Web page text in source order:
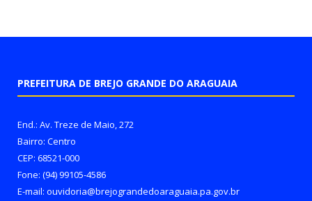
PREFEITURA DE BREJO GRANDE DO ARAGUAIA
End.: Av. Treze de Maio, 272
Bairro: Centro
CEP: 68521-000
Fone: (94) 99105-4586
E-mail: ouvidoria@brejograndedoaraguaia.pa.gov.br